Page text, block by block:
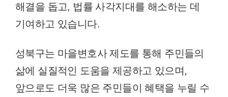
해결을 돕고, 법률 사각지대를 해소하는 데
기여하고 있습니다.
성북구는 마을변호사 제도를 통해 주민들의
삶에 실질적인 도움을 제공하고 있으며,
앞으로도 더욱 많은 주민들이 혜택을 누릴 수